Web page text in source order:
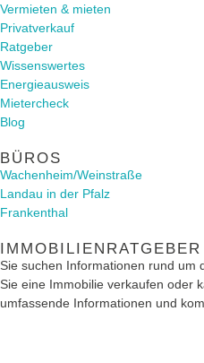
Vermieten & mieten
Privatverkauf
Ratgeber
Wissenswertes
Energieausweis
Mietercheck
Blog
BÜROS
Wachenheim/Weinstraße
Landau in der Pfalz
Frankenthal
IMMOBILIENRATGEBER
Sie suchen Informationen rund um
Sie eine Immobilie verkaufen oder
umfassende Informationen und